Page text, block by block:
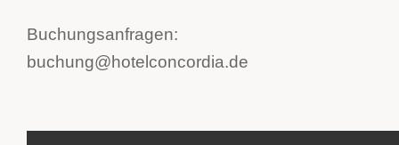
Buchungsanfragen:
buchung@hotelconcordia.de